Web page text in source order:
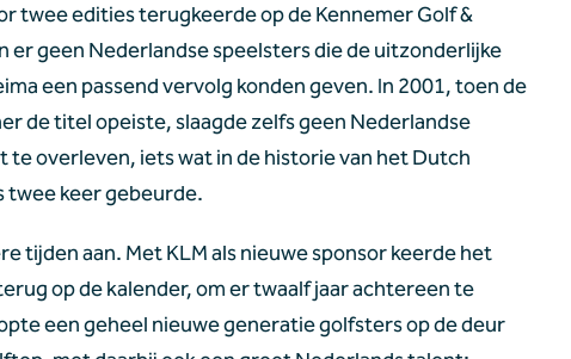
twee edities terugkeerde op de Kennemer Golf &
er geen Nederlandse speelsters die de uitzonderlijke
een passend vervolg konden geven. In 2001, toen de
de titel opeiste, slaagde zelfs geen Nederlandse
te overleven, iets wat in de historie van het Dutch
twee keer gebeurde.
tijden aan. Met KLM als nieuwe sponsor keerde het
op de kalender, om er twaalf jaar achtereen te
een geheel nieuwe generatie golfsters op de deur